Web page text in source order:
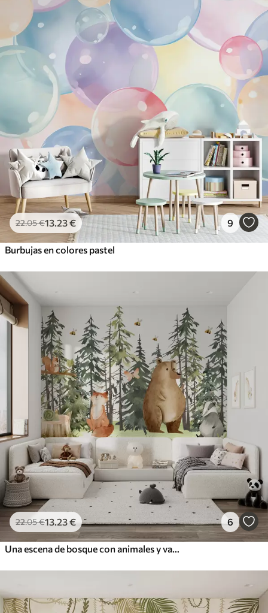
22.05€13.23€ 9
Burbujas en colores pastel
22.05€13.23€ 6
Una escena de bosque con animales y varios pinos al fondo